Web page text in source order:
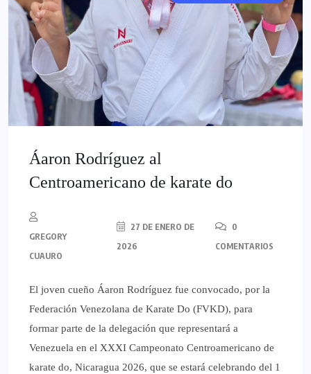
Áaron Rodríguez al
Centroamericano de karate do
GREGORY
CUAURO
27 DE ENERO DE
2026
0
COMENTARIOS
El joven cueño Áaron Rodríguez fue convocado, por la
Federación Venezolana de Karate Do (FVKD), para
formar parte de la delegación que representará a
Venezuela en el XXXI Campeonato Centroamericano de
karate do, Nicaragua 2026, que se estará celebrando del 1